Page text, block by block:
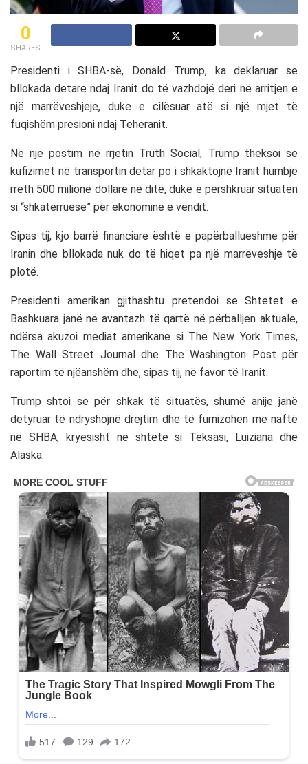
0
SHARES
Presidenti i SHBA-së, Donald Trump, ka deklaruar se
bllokada detare ndaj Iranit do të vazhdojë deri në arritjen e
një marrëveshjeje, duke e cilësuar atë si një mjet të
fuqishëm presioni ndaj Teheranit.
Në një postim në rrjetin Truth Social, Trump theksoi se
kufizimet në transportin detar po i shkaktojnë Iranit humbje
rreth 500 milionë dollarë në ditë, duke e përshkruar situatën
si “shkatërruese” për ekonominë e vendit.
Sipas tij, kjo barrë financiare është e papërballueshme për
Iranin dhe bllokada nuk do të hiqet pa një marrëveshje të
plotë.
Presidenti amerikan gjithashtu pretendoi se Shtetet e
Bashkuara janë në avantazh të qartë në përballjen aktuale,
ndërsa akuzoi mediat amerikane si The New York Times,
The Wall Street Journaldhe The Washington Post për
raportim të njëanshëm dhe, sipas tij, në favor të Iranit.
Trump shtoi se për shkak të situatës, shumë anije janë
detyruar të ndryshojnë drejtim dhe të furnizohen me naftë
në SHBA, kryesisht në shtete si Teksasi, Luiziana dhe
Alaska.